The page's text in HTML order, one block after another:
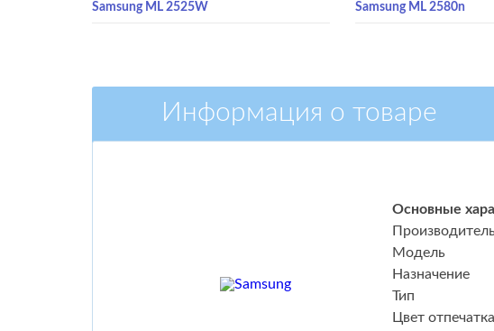
Samsung ML 2525W Samsung ML 2580n
Информация о товаре
Основные
Модель
Назначение
Тип
Цвет отпечатка